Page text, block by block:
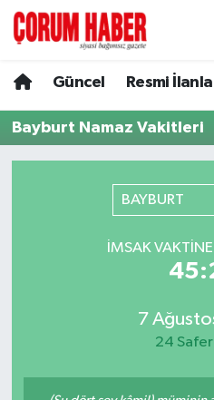
Güncel Resmi
Bayburt Namaz Vakitleri
BAYBURT
İMSAK
7
24
Spor
Resmi İlanlar
İskilip
Hava Durumu
Çorum Namaz
Trafik Durumu
Süper Lig Puan
Son Dakika Haberleri
Haber Arşivi